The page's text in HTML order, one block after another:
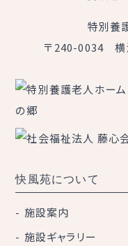
特別養
〒240-0034 横
快風苑について
施設案内
施設ギャラリー